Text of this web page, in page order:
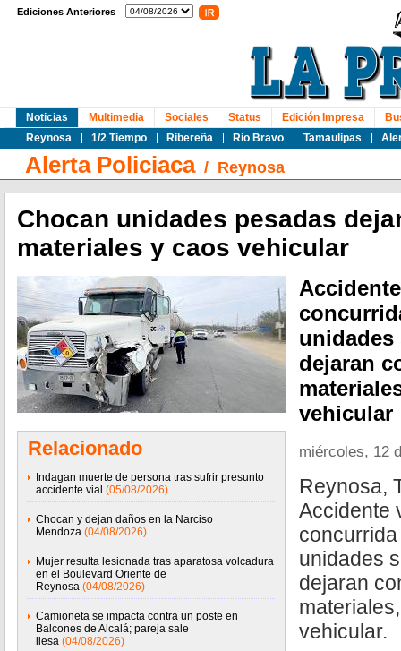
Ediciones Anteriores
Noticias
Reynosa
1/2 Tiempo Ribereña Rio Bravo Tamaulipas
Multimedia Sociales Status Edición Impresa
Alerta Policiaca/ Reynosa
Chocan unidades pesadas
materiales y caos vehicular
Relacionado
Indagan muerte de persona tras sufrir presunto
accidente vial (05/08/2026)
Chocan y dejan daños en la Narciso
Mendoza (04/08/2026)
Mujer resulta lesionada tras aparatosa volcadura
en el Boulevard Oriente de
Reynosa (04/08/2026)
Camioneta se impacta contra un poste en
Balcones de Alcalá; pareja sale
ilesa (04/08/2026)
unidades
dejaran
vehicular
miércoles, 12
Reynosa,
Accidente
unidades
dejaran
vehicular.